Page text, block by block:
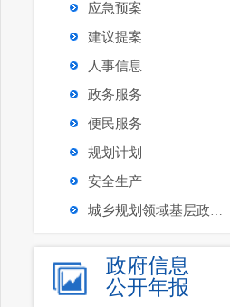
应急预案
建议提案
人事信息
政务服务
便民服务
规划计划
安全生产
城乡规划领域基层政务公开沈河区试点
政府信息
公开年报